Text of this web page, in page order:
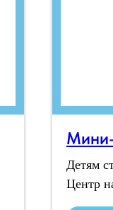
Детям
Центр